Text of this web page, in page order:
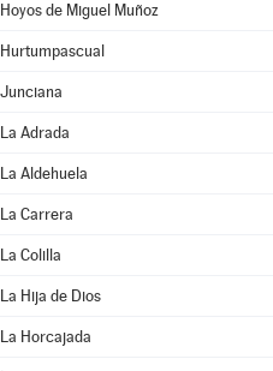
Hoyos de Miguel Muñoz
Hurtumpascual
Junciana
La Adrada
La Aldehuela
La Carrera
La Colilla
La Hija de Dios
La Horcajada